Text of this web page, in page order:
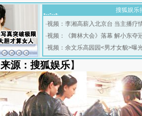
搜狐娱乐
·视频：李湘高薪入北京台 当主播疗
·视频：《舞林大会》落幕 解小东夺
·视频：余文乐高园园<男才女貌>曝
来源：搜狐娱乐】